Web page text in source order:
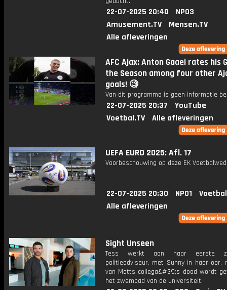
22-07-2025 20:40
NPO3
Amusement.TV
Mensen.TV
Alle afleveringen
AFC Ajax: Anton Gaaei rates his
the Season among four other
goals! 🧐
Van dit programma is geen informatie
22-07-2025 20:37
YouTube
Voetbal.TV
Alle afleveringen
UEFA EURO 2025: Afl. 17
Voorbeschouwing op deze EK
22-07-2025 20:30 NPO1
Alle afleveringen
Sight Unseen
Tess werkt aan haar eerste
politieadviseur, met Sunny in haar oor,
van Matts collega&#39;s dood wordt
het zwembad van de universiteit.